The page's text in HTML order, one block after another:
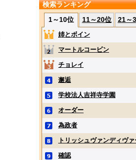
検索ランキング
1～10位
11～20位 21～
姉とボイン
マートルコービン
チョレイ
邂逅
学校法人吉祥寺学園
オーダー
為政者
トリッシュヴァンディヴァ
確認